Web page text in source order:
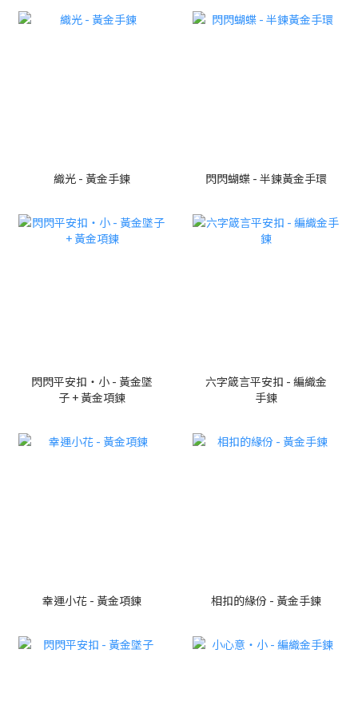
織光 - 黃金手鍊 閃閃蝴蝶 - 半鍊黃金手環
閃閃平安扣・小 - 黃金墜
子 + 黃金項鍊
六字箴言平安扣 - 編織金
手鍊
幸運小花 - 黃金項鍊 相扣的緣份 - 黃金手鍊